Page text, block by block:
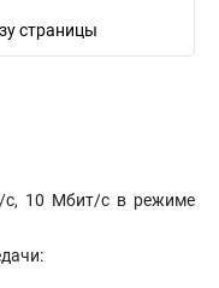
страницы
10 Мбит/с в режиме